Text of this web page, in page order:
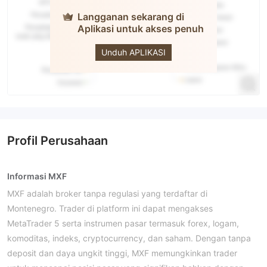
Langganan sekarang di
Aplikasi untuk akses penuh
Unduh APLIKASI
Profil Perusahaan
Informasi MXF
MXF adalah broker tanpa regulasi yang terdaftar di
Montenegro. Trader di platform ini dapat mengakses
MetaTrader 5 serta instrumen pasar termasuk forex, logam,
komoditas, indeks, cryptocurrency, dan saham. Dengan tanpa
deposit dan daya ungkit tinggi, MXF memungkinkan trader